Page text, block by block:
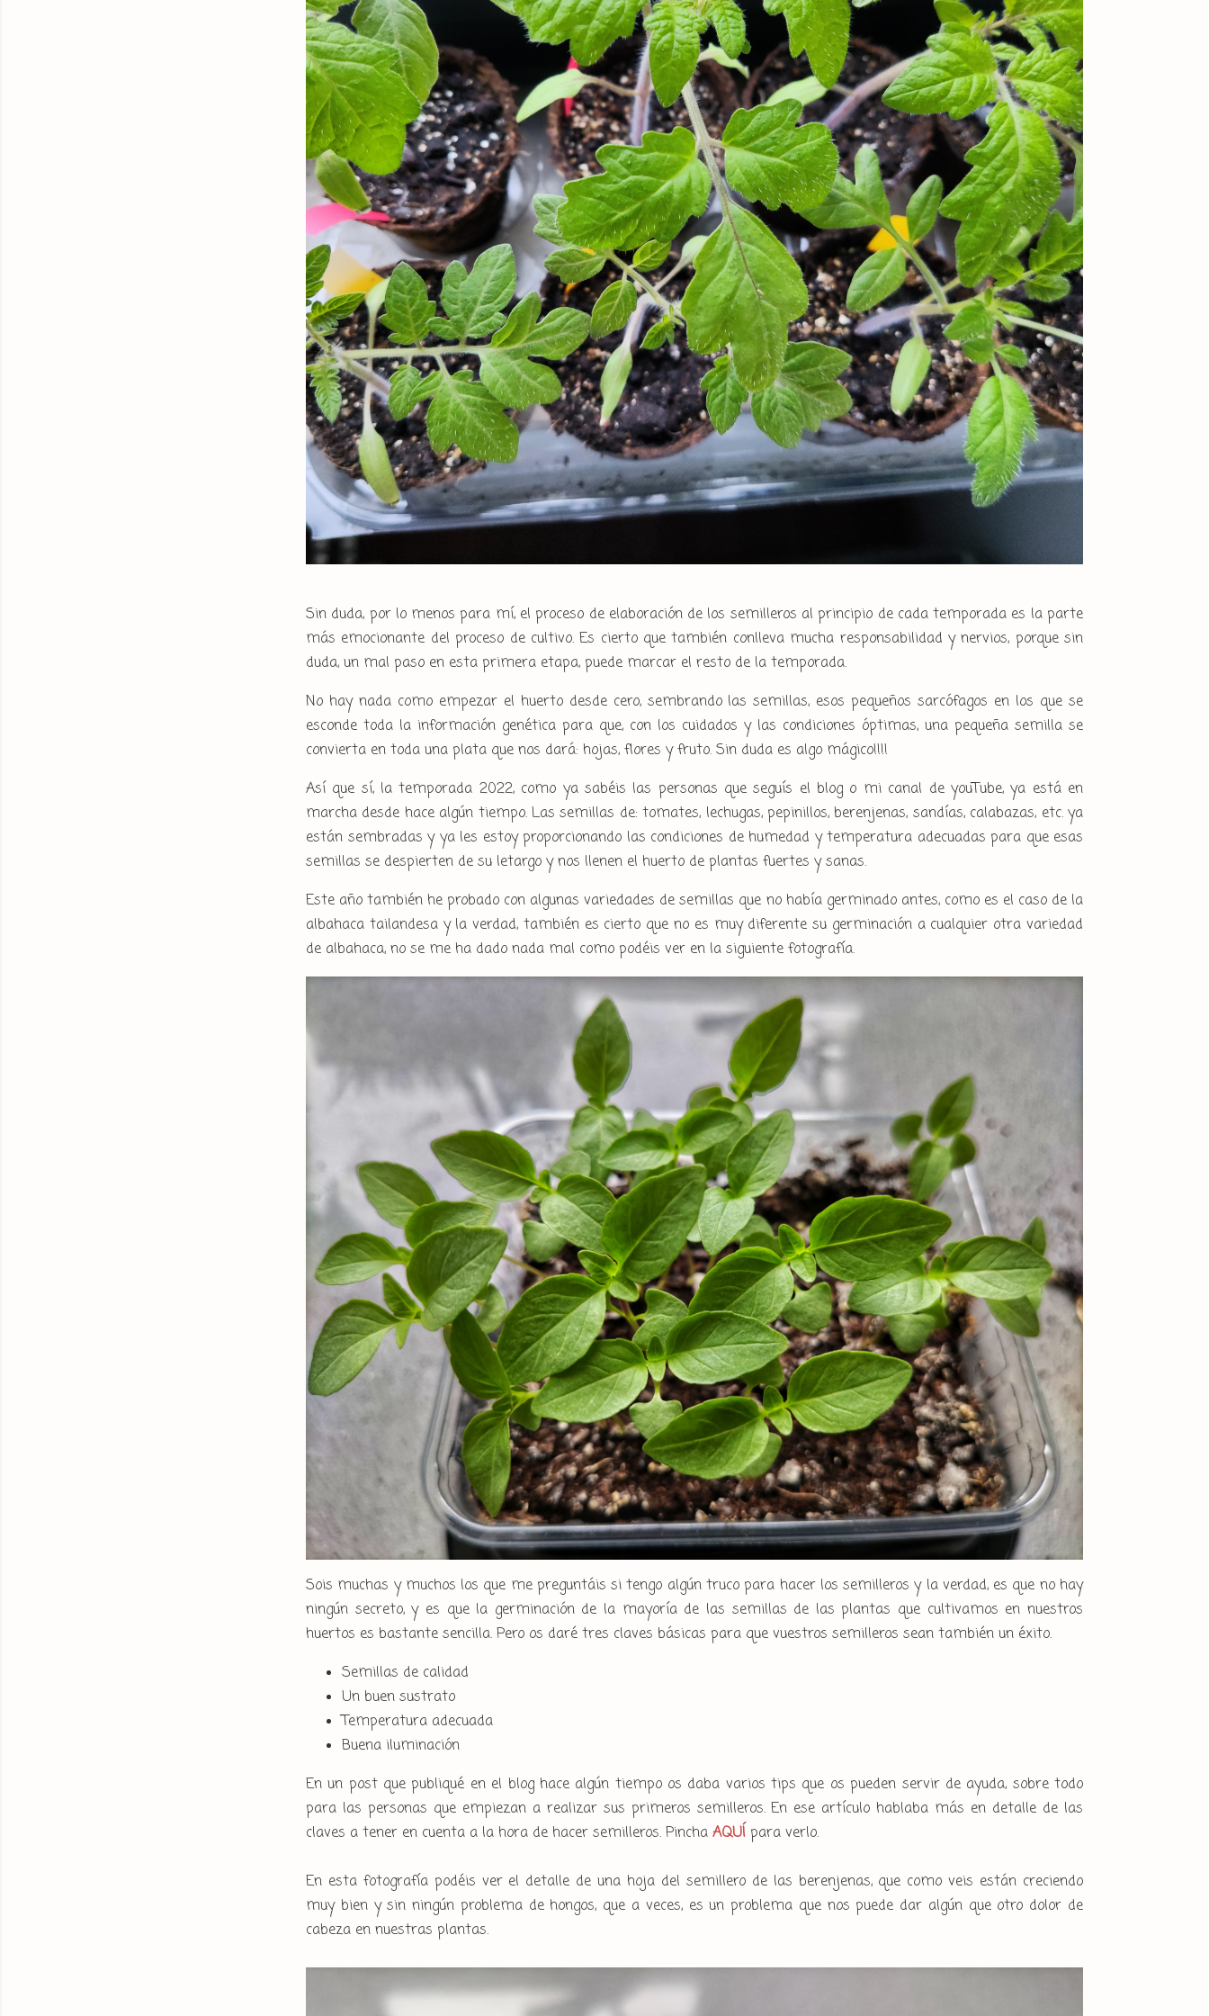
Sin duda, por lo menos para mí, el proceso de elaboración de los semilleros al principio de cada temporada es la parte
más emocionante del proceso de cultivo. Es cierto que también conlleva mucha responsabilidad y nervios, porque sin
duda, un mal paso en esta primera etapa, puede marcar el resto de la temporada.
No hay nada como empezar el huerto desde cero, sembrando las semillas, esos pequeños sarcófagos en los que se
esconde toda la información genética para que, con los cuidados y las condiciones óptimas, una pequeña semilla se
convierta en toda una plata que nos dará: hojas, flores y fruto. Sin duda es algo mágico!!!!
Así que sí, la temporada 2022, como ya sabéis las personas que seguís el blog o mi canal de youTube, ya está en
marcha desde hace algún tiempo. Las semillas de: tomates, lechugas, pepinillos, berenjenas, sandías, calabazas, etc. ya
están sembradas y ya les estoy proporcionando las condiciones de humedad y temperatura adecuadas para que esas
semillas se despierten de su letargo y nos llenen el huerto de plantas fuertes y sanas.
Este año también he probado con algunas variedades de semillas que no había germinado antes, como es el caso de la
albahaca tailandesa y la verdad, también es cierto que no es muy diferente su germinación a cualquier otra variedad
de albahaca, no se me ha dado nada mal como podéis ver en la siguiente fotografía.
Sois muchas y muchos los que me preguntáis si tengo algún truco para hacer los semilleros y la verdad, es que no hay
ningún secreto, y es que la germinación de la mayoría de las semillas de las plantas que cultivamos en nuestros
huertos es bastante sencilla. Pero os daré tres claves básicas para que vuestros semilleros sean también un éxito.
Semillas de calidad
Un buen sustrato
Temperatura adecuada
Buena iluminación
En un post que publiqué en el blog hace algún tiempo os daba varios tips que os pueden servir de ayuda, sobre todo
para las personas que empiezan a realizar sus primeros semilleros. En ese artículo hablaba más en detalle de las
claves a tener en cuenta a la hora de hacer semilleros. Pincha AQUÍ para verlo.
En esta fotografía podéis ver el detalle de una hoja del semillero de las berenjenas, que como veis están creciendo
muy bien y sin ningún problema de hongos, que a veces, es un problema que nos puede dar algún que otro dolor de
cabeza en nuestras plantas.